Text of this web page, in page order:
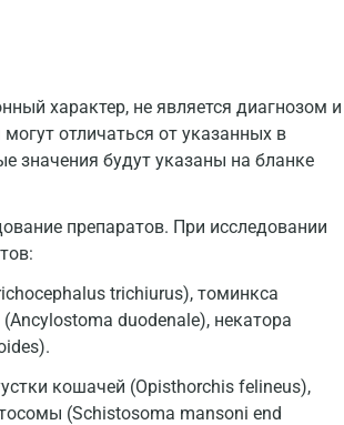
характер, не является диагнозом и
отличаться от указанных в
значения будут указаны на бланке
препаратов. При исследовании
trichiurus), томинкса
duodenale), некатора
кошачей (Opisthorchis felineus),
(Schistosoma mansoni end
Санкт-Петербург
Нижний Новгород
Казань
Апрелевка
Армавир
Астрахань